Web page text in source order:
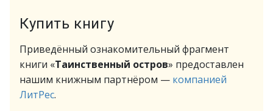
Купить книгу
Приведённый ознакомительный фрагмент
книги «Таинственный остров» предоставлен
нашим книжным партнёром — компанией
ЛитРес.